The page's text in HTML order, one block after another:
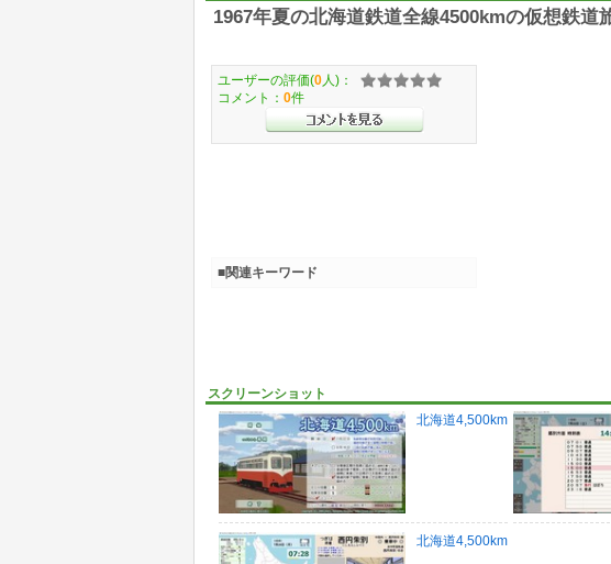
1967年夏の北海道鉄道全線4500kmの仮想鉄道
スクリーンショット
北海道4,500km
北海道4,500km
ユーザーの評価(0 人)：
コメント： 0件
■関連キーワード